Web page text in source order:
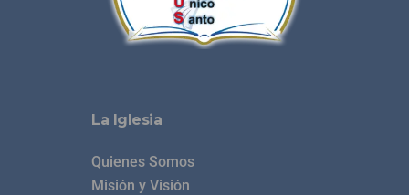
La Iglesia
Quienes Somos
Misión y Visión